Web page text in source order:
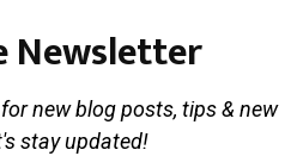
Newsletter
new blog posts, tips & new
stay updated!